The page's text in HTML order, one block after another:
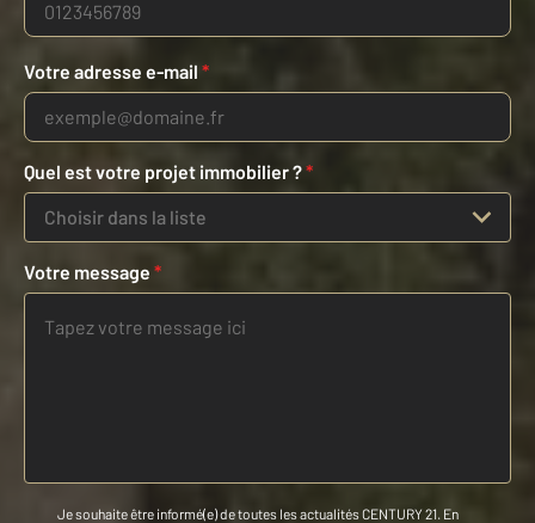
Votre adresse e-mail *
Quel est votre projet immobilier ?*
Choisir dans la liste
Votre message *
Je souhaite être informé(e) de toutes les actualités CENTURY 21. En